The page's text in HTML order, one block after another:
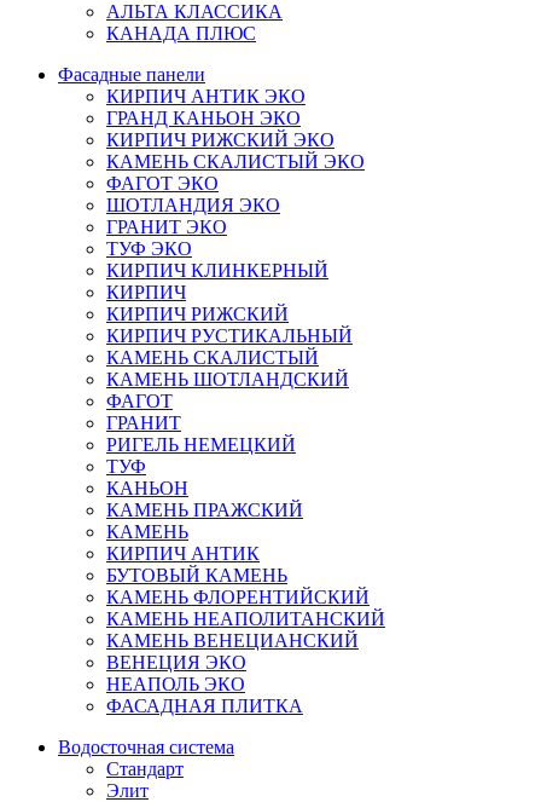
АЛЬТА КЛАССИКА
КАНАДА ПЛЮС
Фасадные панели
КИРПИЧ АНТИК ЭКО
ГРАНД КАНЬОН ЭКО
КИРПИЧ РИЖСКИЙ ЭКО
КАМЕНЬ СКАЛИСТЫЙ ЭКО
ФАГОТ ЭКО
ШОТЛАНДИЯ ЭКО
ГРАНИТ ЭКО
ТУФ ЭКО
КИРПИЧ КЛИНКЕРНЫЙ
КИРПИЧ
КИРПИЧ РИЖСКИЙ
КИРПИЧ РУСТИКАЛЬНЫЙ
КАМЕНЬ СКАЛИСТЫЙ
КАМЕНЬ ШОТЛАНДСКИЙ
ФАГОТ
ГРАНИТ
РИГЕЛЬ НЕМЕЦКИЙ
ТУФ
КАНЬОН
КАМЕНЬ ПРАЖСКИЙ
КАМЕНЬ
КИРПИЧ АНТИК
БУТОВЫЙ КАМЕНЬ
КАМЕНЬ ФЛОРЕНТИЙСКИЙ
КАМЕНЬ НЕАПОЛИТАНСКИЙ
КАМЕНЬ ВЕНЕЦИАНСКИЙ
ВЕНЕЦИЯ ЭКО
НЕАПОЛЬ ЭКО
ФАСАДНАЯ ПЛИТКА
Водосточная система
Стандарт
Элит